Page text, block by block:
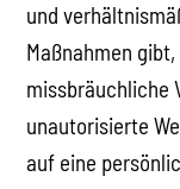
und
Maßnahmen
missbräuchliche
unautorisierte
auf eine